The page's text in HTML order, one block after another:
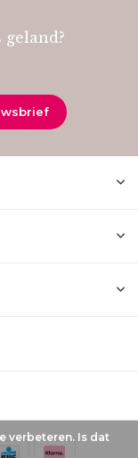
verbeteren. Is dat